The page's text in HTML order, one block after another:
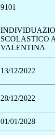
9101
SCOLASTICO
VALENTINA
13/12/2022
28/12/2022
01/01/2028